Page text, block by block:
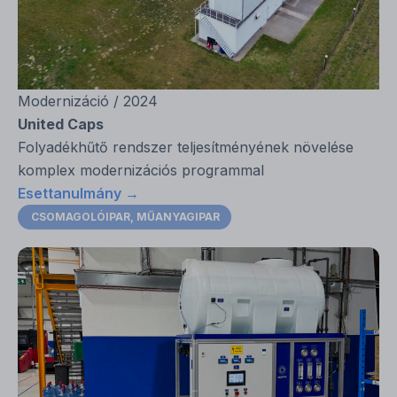
Modernizáció / 2024
United Caps
Folyadékhűtő rendszer teljesítményének növelése
komplex modernizációs programmal
Esettanulmány →
CSOMAGOLÓIPAR, MŰANYAGIPAR